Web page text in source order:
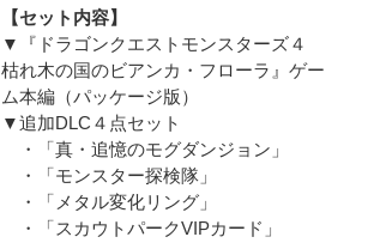
【セット内容】
▼『ドラゴンクエストモンスターズ４
枯れ木の国のビアンカ・フローラ』ゲー
ム本編（パッケージ版）
▼追加DLC４点セット
・「真・追憶のモグダンジョン」
・「モンスター探検隊」
・「メタル変化リング」
・「スカウトパークVIPカード」